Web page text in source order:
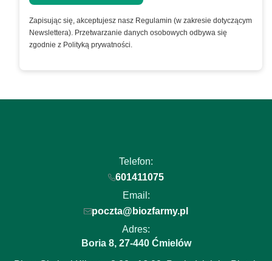
Zapisując się, akceptujesz nasz Regulamin (w zakresie dotyczącym
Newslettera). Przetwarzanie danych osobowych odbywa się
zgodnie z Polityką prywatności.
Telefon:
601411075
Email:
poczta@biozfarmy.pl
Adres:
Boria 8, 27-440Ćmielów